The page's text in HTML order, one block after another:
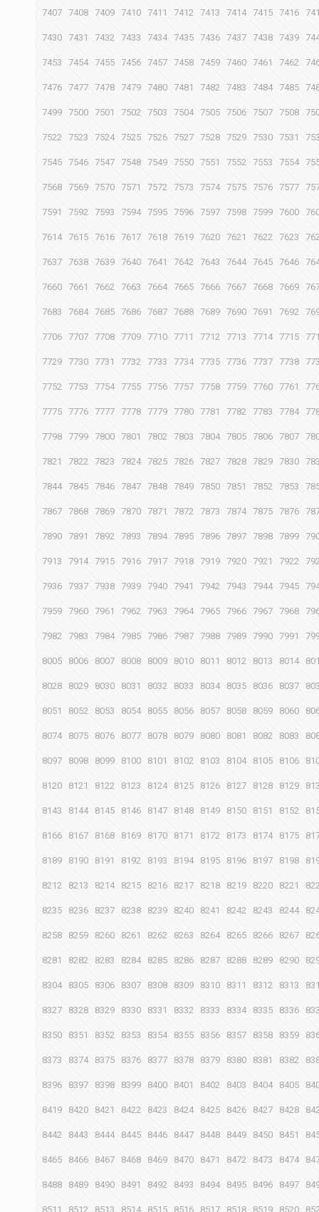
7407 7408 7409 7410 7411 7412 7413 7414 7415 7416
7430 7431 7432 7433 7434 7435 7436 7437 7438 7439
7453 7454 7455 7456 7457 7458 7459 7460 7461 7462
7476 7477 7478 7479 7480 7481 7482 7483 7484 7485
7499 7500 7501 7502 7503 7504 7505 7506 7507 7508
7522 7523 7524 7525 7526 7527 7528 7529 7530 7531
7545 7546 7547 7548 7549 7550 7551 7552 7553 7554
7568 7569 7570 7571 7572 7573 7574 7575 7576 7577
7591 7592 7593 7594 7595 7596 7597 7598 7599 7600
7614 7615 7616 7617 7618 7619 7620 7621 7622 7623
7637 7638 7639 7640 7641 7642 7643 7644 7645 7646
7660 7661 7662 7663 7664 7665 7666 7667 7668 7669
7683 7684 7685 7686 7687 7688 7689 7690 7691 7692
7706 7707 7708 7709 7710 7711 7712 7713 7714 7715
7729 7730 7731 7732 7733 7734 7735 7736 7737 7738
7752 7753 7754 7755 7756 7757 7758 7759 7760 7761
7775 7776 7777 7778 7779 7780 7781 7782 7783 7784
7798 7799 7800 7801 7802 7803 7804 7805 7806 7807
7821 7822 7823 7824 7825 7826 7827 7828 7829 7830
7844 7845 7846 7847 7848 7849 7850 7851 7852 7853
7867 7868 7869 7870 7871 7872 7873 7874 7875 7876
7890 7891 7892 7893 7894 7895 7896 7897 7898 7899
7913 7914 7915 7916 7917 7918 7919 7920 7921 7922
7936 7937 7938 7939 7940 7941 7942 7943 7944 7945
7959 7960 7961 7962 7963 7964 7965 7966 7967 7968
7982 7983 7984 7985 7986 7987 7988 7989 7990 7991
8005 8006 8007 8008 8009 8010 8011 8012 8013 8014
8028 8029 8030 8031 8032 8033 8034 8035 8036 8037
8051 8052 8053 8054 8055 8056 8057 8058 8059 8060
8074 8075 8076 8077 8078 8079 8080 8081 8082 8083
8097 8098 8099 8100 8101 8102 8103 8104 8105 8106
8120 8121 8122 8123 8124 8125 8126 8127 8128 8129
8143 8144 8145 8146 8147 8148 8149 8150 8151 8152
8166 8167 8168 8169 8170 8171 8172 8173 8174 8175
8189 8190 8191 8192 8193 8194 8195 8196 8197 8198
8212 8213 8214 8215 8216 8217 8218 8219 8220 8221
8235 8236 8237 8238 8239 8240 8241 8242 8243 8244
8258 8259 8260 8261 8262 8263 8264 8265 8266 8267
8281 8282 8283 8284 8285 8286 8287 8288 8289 8290
8304 8305 8306 8307 8308 8309 8310 8311 8312 8313
8327 8328 8329 8330 8331 8332 8333 8334 8335 8336
8350 8351 8352 8353 8354 8355 8356 8357 8358 8359
8373 8374 8375 8376 8377 8378 8379 8380 8381 8382
8396 8397 8398 8399 8400 8401 8402 8403 8404 8405
8419 8420 8421 8422 8423 8424 8425 8426 8427 8428
8442 8443 8444 8445 8446 8447 8448 8449 8450 8451
8465 8466 8467 8468 8469 8470 8471 8472 8473 8474
8488 8489 8490 8491 8492 8493 8494 8495 8496 8497
8511 8512 8513 8514 8515 8516 8517 8518 8519 8520